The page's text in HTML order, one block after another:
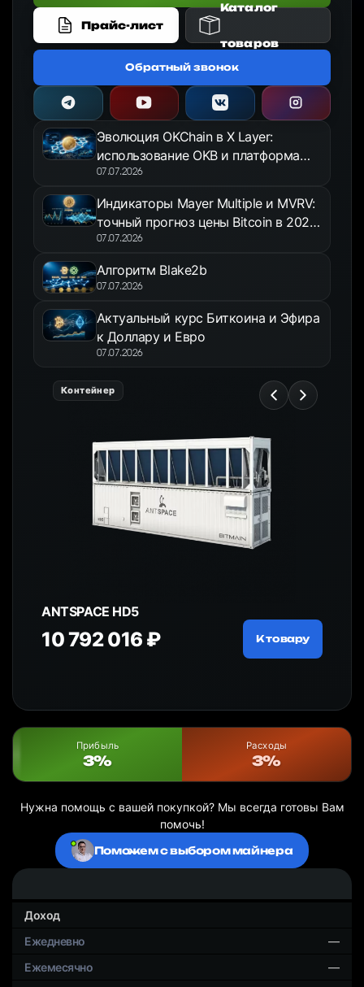
Прайс-лист
Каталог
товаров
Обратный звонок
Эволюция OKChain в X Layer:
использование OKB и платформа
OKX Jumpstart в 2026 году
07.07.2026
Индикаторы Mayer Multiple и MVRV:
точный прогноз цены Bitcoin в 2026
году
07.07.2026
Алгоритм Blake2b
07.07.2026
Актуальный курс Биткоина и Эфира
к Доллару и Евро
07.07.2026
Контейнер
ANTSPACE HD5
10 792 016 ₽ К товару
Прибыль
3%
Расходы
3%
Нужна помощь с вашей покупкой? Мы всегда готовы Вам
помочь!
Поможем с выбором майнера
Доход
—
—